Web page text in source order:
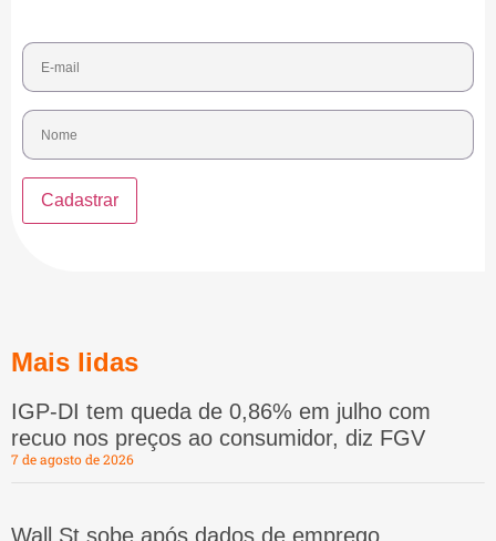
Mais lidas
IGP-DI tem queda de 0,86% em julho com
recuo nos preços ao consumidor, diz FGV
7 de agosto de 2026
Wall St sobe após dados de emprego